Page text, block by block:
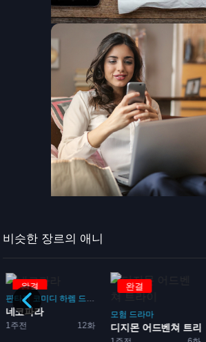
비슷한 장르의 애니
완결
판타지 코미디 하렘 드라마 로맨스
1주전 12화
네코파라
완결
모험 드라마
디지몬 어드벤쳐 트라이